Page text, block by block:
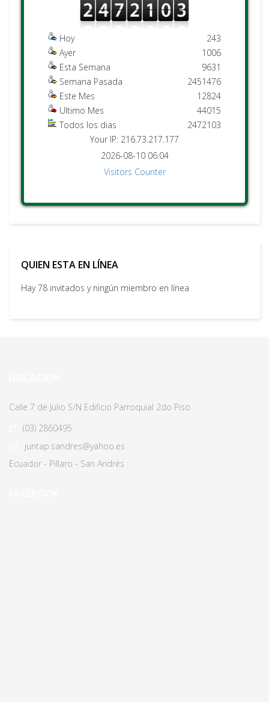
Hoy
Ayer
Esta Semana
Semana Pasada
Este Mes
Ultimo Mes
Todos los dias
243
1006
9631
2451476
12824
44015
2472103
Your IP: 216.73.217.177
2026-08-10 06:04
Visitors Counter
QUIEN ESTA EN LÍNEA
Hay 78 invitados y ningún miembro en línea
Calle 7 de Julio S/N Edificio Parroquial 2do Piso
(03) 2860495
juntap.sandres@yahoo.es
Ecuador - Pillaro - San Andrés